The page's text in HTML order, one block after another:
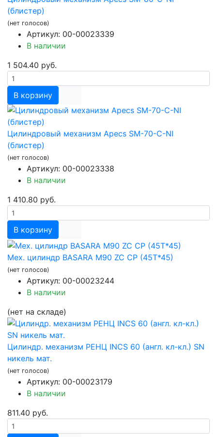
(блистер)
(нет голосов)
Артикул: 00-00023339
В наличии
1 504.40 руб.
В корзину
Цилиндровый механизм Apecs SM-70-C-NI
(блистер)
(нет голосов)
Артикул: 00-00023338
В наличии
1 410.80 руб.
В корзину
Мех. цилиндр BASARA М90 ZC CP (45T*45)
(нет голосов)
Артикул: 00-00023244
В наличии
(нет на складе)
Цилиндр. механизм РЕНЦ INCS 60 (англ. кл-кл.) SN
никель мат.
(нет голосов)
Артикул: 00-00023179
В наличии
811.40 руб.